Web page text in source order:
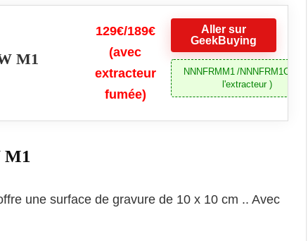
M1
129€/189€
(avec
extracteur
fumée)
Aller sur
GeekBuying
NNNFRMM1 /NNNFRM1C(avec
l'extracteur )
M1
une surface de gravure de 10 x 10 cm .. Avec